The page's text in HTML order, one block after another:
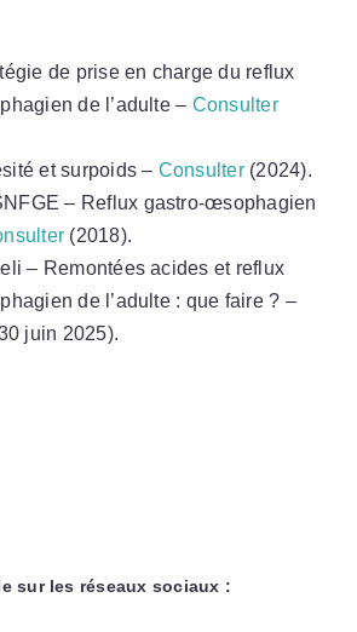
de prise en charge du reflux
de l’adulte – Consulter
et surpoids – Consulter(2024).
– Reflux gastro-œsophagien
(2018).
– Remontées acides et reflux
de l’adulte : que faire ? –
juin 2025).
sur les réseaux sociaux :